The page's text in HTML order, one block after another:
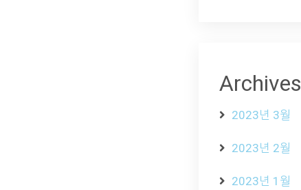
Archives
2023년 3월
2023년 2월
2023년 1월